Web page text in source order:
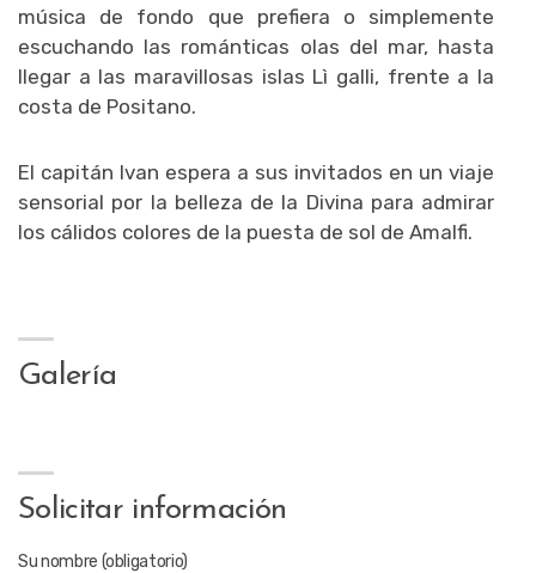
música de fondo que prefiera o simplemente
escuchando las románticas olas del mar, hasta
llegar a las maravillosas islas Lì galli, frente a la
costa de Positano.
El capitán Ivan espera a sus invitados en un viaje
sensorial por la belleza de la Divina para admirar
los cálidos colores de la puesta de sol de Amalfi.
Galería
Solicitar información
Su nombre (obligatorio)